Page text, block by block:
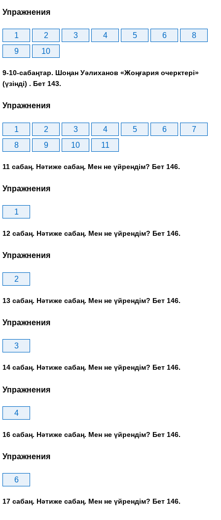
Упражнения
1 2 3 4 5 6
8
9
10
9-10-сабаңтар. Шоңан Уәлиханов «Жоңғария очерктері»
(үзінді) . Бет 143.
Упражнения
1 2 3 4 5 6
7
8
9 10 11
11 сабаң. Нәтиже сабаң. Мен не үйрендім? Бет 146.
Упражнения
1
12 сабаң. Нәтиже сабаң. Мен не үйрендім? Бет 146.
Упражнения
2
13 сабаң. Нәтиже сабаң. Мен не үйрендім? Бет 146.
Упражнения
3
14 сабаң. Нәтиже сабаң. Мен не үйрендім? Бет 146.
Упражнения
4
16 сабаң. Нәтиже сабаң. Мен не үйрендім? Бет 146.
Упражнения
6
17 сабаң. Нәтиже сабаң. Мен не үйрендім? Бет 146.